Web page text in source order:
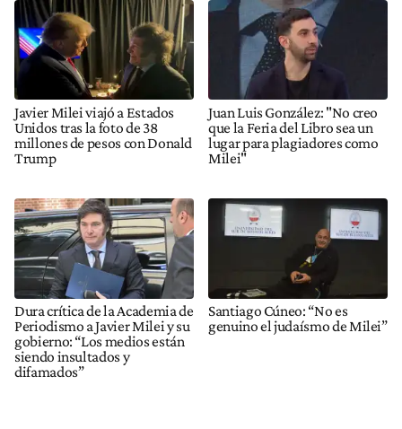
Javier Milei viajó a Estados
Unidos tras la foto de 38
millones de pesos con Donald
Trump
Juan Luis González: "No creo
que la Feria del Libro sea un
lugar para plagiadores como
Milei"
Dura crítica de la Academia de
Periodismo a Javier Milei y su
gobierno: “Los medios están
siendo insultados y
difamados”
Santiago Cúneo: “No es
genuino el judaísmo de Milei”